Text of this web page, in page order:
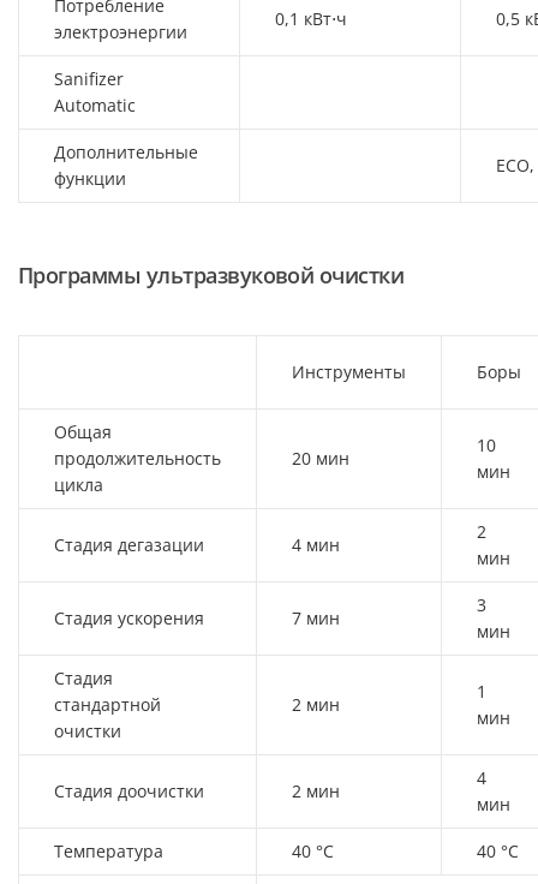
Потребление
электроэнергии
0,1 кВт⋅ч 0,5
Sanifizer
Automatic
Дополнительные
функции
Программы ультразвуковой очистки
Инструменты Боры
Общая
продолжительность
цикла
20 мин
10
мин
Стадия дегазации 4 мин
2
мин
Стадия ускорения 7 мин
3
мин
Стадия
стандартной
очистки
2 мин
1
мин
Стадия доочистки 2 мин
4
мин
Температура 40 °C 40 °C